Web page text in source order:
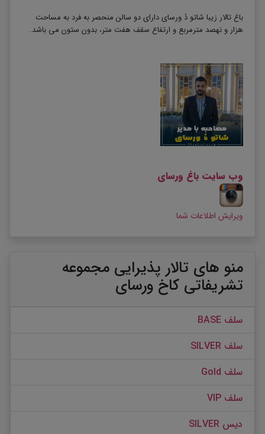
باغ تالار زیبا شاتو دُ ورسای دارای دو سالن منحصر به فرد به مساحت
هزار و نهصد مترمربع و ارتفاع سقف هفت متر، بدون ستون می باشد.
وب سایت باغ ورسای
ویرایش اطلاعات شما
منو های تالار پذیرایی مجموعه
تشریفاتی کاخ ورسای
سلف BASE
سلف SILVER
سلف Gold
سلف VIP
دیس SILVER